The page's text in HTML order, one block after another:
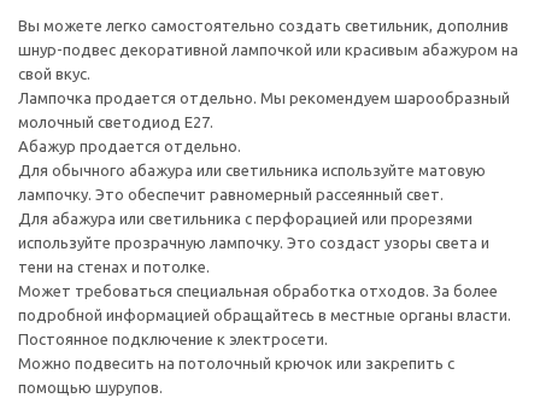
Вы можете легко самостоятельно создать светильник, дополнив
шнур-подвес декоративной лампочкой или красивым абажуром на
свой вкус.
Лампочка продается отдельно. Мы рекомендуем шарообразный
молочный светодиод E27.
Абажур продается отдельно.
Для обычного абажура или светильника используйте матовую
лампочку. Это обеспечит равномерный рассеянный свет.
Для абажура или светильника с перфорацией или прорезями
используйте прозрачную лампочку. Это создаст узоры света и
тени на стенах и потолке.
Может требоваться специальная обработка отходов. За более
подробной информацией обращайтесь в местные органы власти.
Постоянное подключение к электросети.
Можно подвесить на потолочный крючок или закрепить с
помощью шурупов.